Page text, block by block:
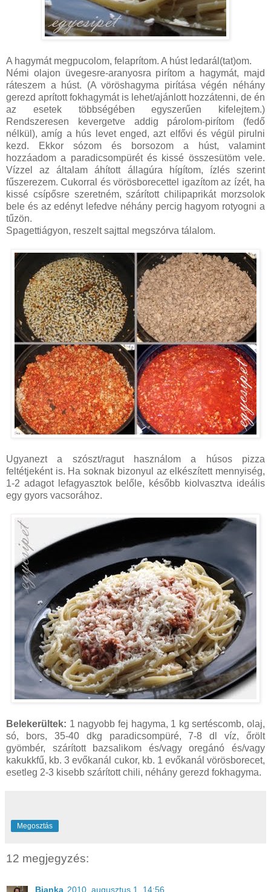
A hagymát megpucolom, felaprítom. A húst ledarál(tat)om.
Némi olajon üvegesre-aranyosra pirítom a hagymát, majd
ráteszem a húst. (A vöröshagyma pirítása végén néhány
gerezd aprított fokhagymát is lehet/ajánlott hozzátenni, de én
az esetek többségében egyszerűen kifelejtem.)
Rendszeresen kevergetve addig párolom-pirítom (fedő
nélkül), amíg a hús levet enged, azt elfővi és végül pirulni
kezd. Ekkor sózom és borsozom a húst, valamint
hozzáadom a paradicsompürét és kissé összesütöm vele.
Vízzel az általam áhított állagúra hígítom, ízlés szerint
fűszerezem. Cukorral és vörösborecettel igazítom az ízét, ha
kissé csípősre szeretném, szárított chilipaprikát morzsolok
bele és az edényt lefedve néhány percig hagyom rotyogni a
tűzön.
Spagettiágyon, reszelt sajttal megszórva tálalom.
Ugyanezt a szószt/ragut használom a húsos pizza
feltétjeként is. Ha soknak bizonyul az elkészített mennyiség,
1-2 adagot lefagyasztok belőle, később kiolvasztva ideális
egy gyors vacsorához.
Belekerültek: 1 nagyobb fej hagyma, 1 kg sertéscomb, olaj,
só, bors, 35-40 dkg paradicsompüré, 7-8 dl víz, őrölt
gyömbér, szárított bazsalikom és/vagy oregánó és/vagy
kakukkfű, kb. 3 evőkanál cukor, kb. 1 evőkanál vörösborecet,
esetleg 2-3 kisebb szárított chili, néhány gerezd fokhagyma.
Megosztás
12 megjegyzés:
Bianka 2010. augusztus 1. 14:56